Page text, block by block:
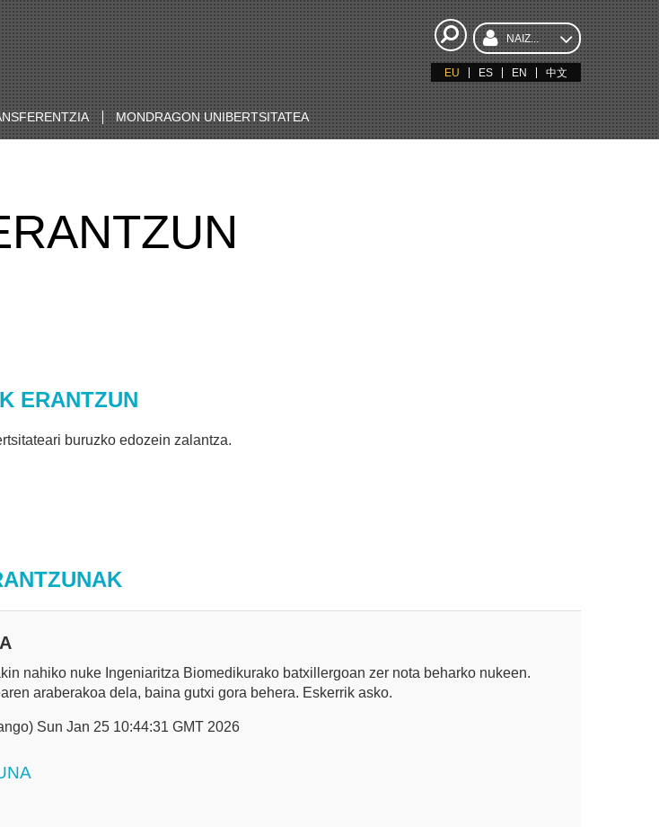
NAIZ...
EU ES EN 中文
MONDRAGON UNIBERTSITATEA
ERANTZUN
buruzko edozein zalantza.
nahiko nuke Ingeniaritza Biomedikurako batxillergoan zer nota beharko nukeen.
araberakoa dela, baina gutxi gora behera. Eskerrik asko.
Sun Jan 25 10:44:31 GMT 2026